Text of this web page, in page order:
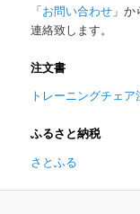
「お問い合わせ 」
連絡致します。
注文書
トレーニングチェア
ふるさと納税
さとふる